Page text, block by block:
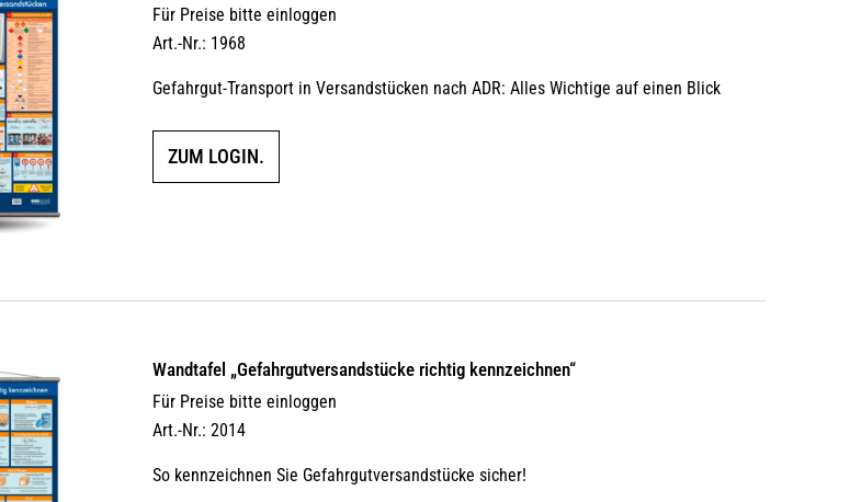
Für Preise bitte einloggen
Art.-Nr.: 1968
Gefahrgut-Transport in Versandstücken nach ADR: Alles Wichtige auf einen Blick
ZUM LOGIN.
Wandtafel „Gefahrgutversandstücke richtig kennzeichnen“
Für Preise bitte einloggen
Art.-Nr.: 2014
So kennzeichnen Sie Gefahrgutversandstücke sicher!